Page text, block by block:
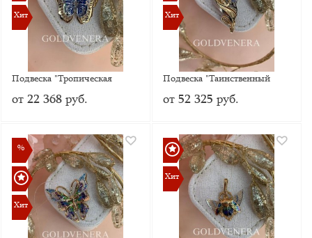
Хит
Хит
Подвеска "Тропическая
красавица" из красного золота
от 22 368 руб.
Хит
Хит
Подвеска "Таинственный
дракон" из
от 52 325 руб.
%
Хит
%
Хит
Хит
Хит